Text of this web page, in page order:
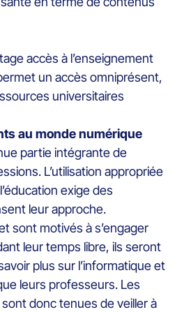
accès à l’enseignement
un accès omniprésent,
universitaires
au monde numérique
partie intégrante de
L’utilisation appropriée
exige des
leur approche.
sont motivés à s’engager
leur temps libre, ils seront
plus sur l’informatique et
leurs professeurs. Les
donc tenues de veiller à